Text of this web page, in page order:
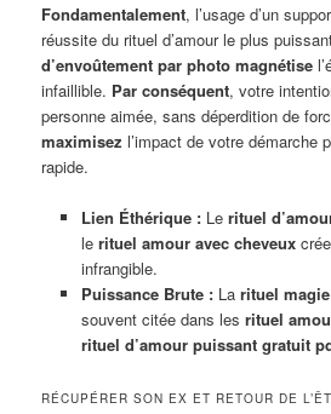
Fondamentalement, l’usage d’un
réussite du rituel d’amour le plus
d’envoûtement par photo magnétise
infaillible. Par conséquent, votre
personne aimée, sans déperdition de
maximisez l’impact de votre démarche
rapide.
Lien Éthérique :Le rituel
le rituel amour avec cheveux
infrangible.
Puissance Brute :La rituel
souvent citée dans les rituel
rituel d’amour puissant gratuit
RÉCUPÉRER SON EX ET RETOUR DE